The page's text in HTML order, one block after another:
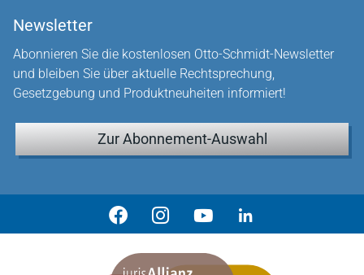
Newsletter
Abonnieren Sie die kostenlosen Otto-Schmidt-Newsletter
und bleiben Sie über aktuelle Rechtsprechung,
Gesetzgebung und Produktneuheiten informiert!
Zur Abonnement-Auswahl